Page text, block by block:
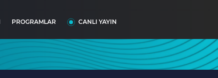
PROGRAMLAR CANLI YAYIN